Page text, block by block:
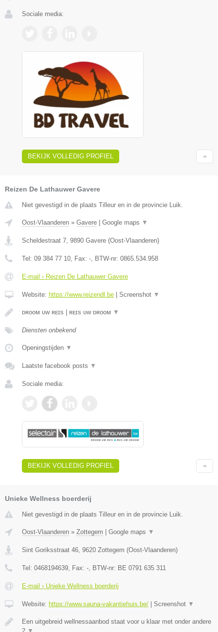
Sociale media:
BEKIJK VOLLEDIG PROFIEL
Reizen De Lathauwer Gavere
Niet gevestigd in de plaats Tilleur en in de provincie Luik.
Oost-Vlaanderen » Gavere Google maps ▼
Scheldestraat 7, 9890 Gavere (Oost-Vlaanderen)
Tel: 09 384 77 10, Fax: -, BTW-nr: 0865.534.958
E-mail › Reizen De Lathauwer Gavere
Website: https://www.reizendl.be Screenshot ▼
ᴅʀᴏᴏᴍ ᴜᴡ ʀᴇɪs | ʀᴇɪs ᴜᴡ ᴅʀᴏᴏᴍ ▼
Diensten onbekend
Openingstijden ▼
Laatste facebook posts ▼
Sociale media:
BEKIJK VOLLEDIG PROFIEL
Unieke Wellness boerderij
Niet gevestigd in de plaats Tilleur en in de provincie Luik.
Oost-Vlaanderen » Zottegem | Google maps ▼
Sint Goriksstraat 46 9620 Zottegem (Oost-Vlaanderen)
Tel: 0468194639 , Fax: - , BTW-nr: BE 0791 635 311
E-mail › Unieke Wellness boerderij
Website: https://www.sauna-vakantiehuis.be/ | Screenshot ▼
Een uitgebreid wellnessaanbod staat voor u klaar met onder andere